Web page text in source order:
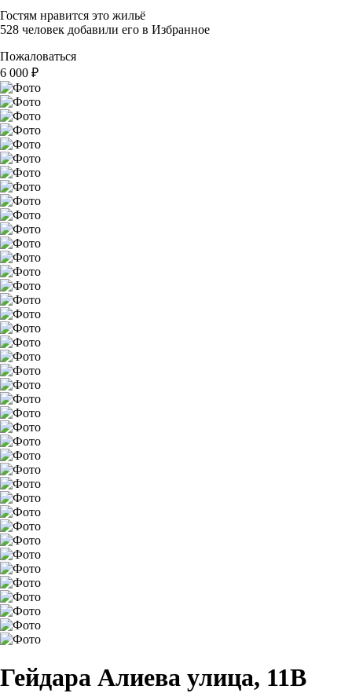
Гостям нравится это жильё
528 человек добавили его в Избранное
Пожаловаться
6 000 ₽
Гейдара Алиева улица, 11В